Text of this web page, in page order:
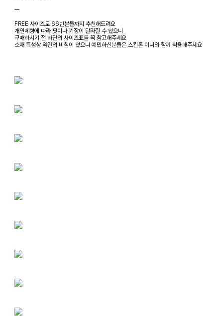
ㅡ
FREE 사이즈로 66반분들까지 추천해드려요
개인체형에 따라 핏이나 기장이 달라질 수 있으니
구매하시기 전 하단의 사이즈표를 꼭 참고해주세요
소재 특성상 약간의 비침이 있으니 예민하신분들은 스킨톤 이너와 함께 착용해주세요